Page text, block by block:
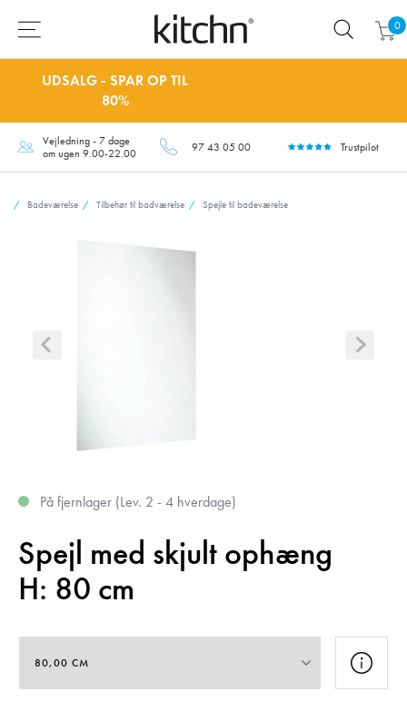
0
UDSALG - SPAR OP TIL
80%
Vejledning - 7 dage
om ugen 9.00-22.00
97 43 05 00 Trustpilot
Badeværelse Tilbehør til badværelse Spejle til badeværelse
På fjernlager (Lev. 2 - 4 hverdage)
Spejl med skjult ophæng
H: 80 cm